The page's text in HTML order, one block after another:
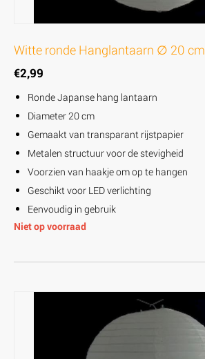
Witte ronde Hanglantaarn ∅ 20 cm
€2,99
Ronde Japanse hang lantaarn
Diameter 20 cm
Gemaakt van transparant rijstpapier
Metalen structuur voor de stevigheid
Voorzien van haakje om op te hangen
Geschikt voor LED verlichting
Eenvoudig in gebruik
Niet op voorraad